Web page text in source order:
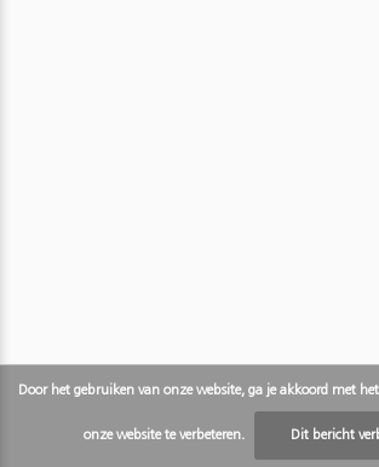
Door het gebruiken van onze website, ga je akkoord met
onze website te verbeteren. Dit bericht